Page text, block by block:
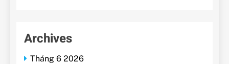
Archives
Tháng 6 2026